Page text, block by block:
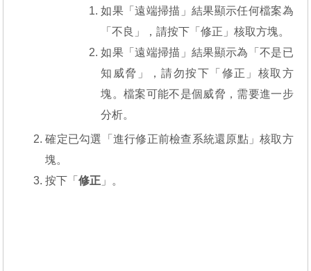
如果「遠端掃描」結果顯示任何檔案為
「不良」，請按下「修正」核取方塊。
如果「遠端掃描」結果顯示為「不是已
知威脅」，請勿按下「修正」核取方
塊。檔案可能不是個威脅，需要進一步
分析。
確定已勾選「進行修正前檢查系統還原點」核取方
塊。
按下「修正 」。